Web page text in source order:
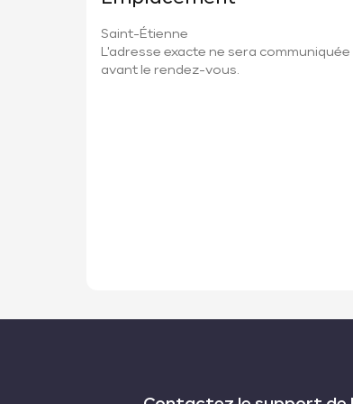
Saint-Étienne
L'adresse exacte ne sera communiquée
avant le rendez-vous.